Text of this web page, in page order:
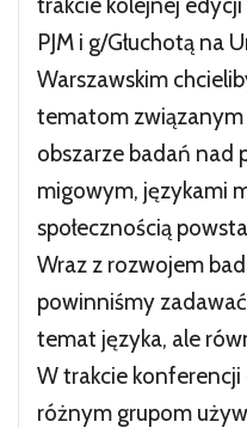
PJM i g/Głuchotą na
Warszawskim
tematom
obszarze badań nad
migowym, językami
społecznością
Wraz z rozwojem
powinniśmy
temat języka, ale
W trakcie
różnym grupom